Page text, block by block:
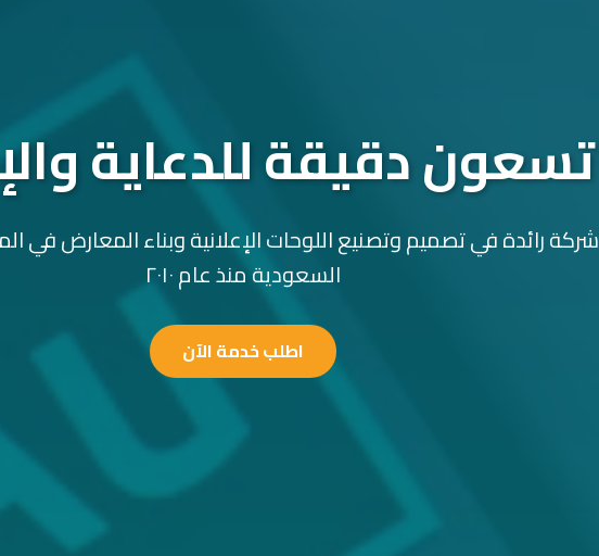
تسعون دقيقة للدعاية
شركة رائدة في تصميم وتصنيع اللوحات الإعلانية وبناء المعارض في
السعودية منذ عام ٢٠١٠
اطلب خدمة الآن